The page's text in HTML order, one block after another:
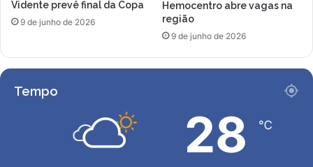
Vidente prevê final da Copa
9 de junho de 2026
Hemocentro abre vagas na
região
9 de junho de 2026
Tempo
28 ℃